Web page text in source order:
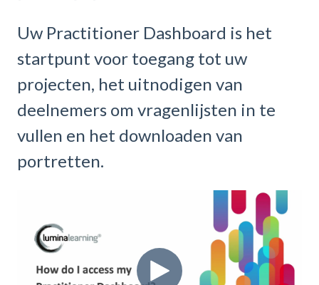
Uw Practitioner Dashboard is het
startpunt voor toegang tot uw
projecten, het uitnodigen van
deelnemers om vragenlijsten in te
vullen en het downloaden van
portretten.